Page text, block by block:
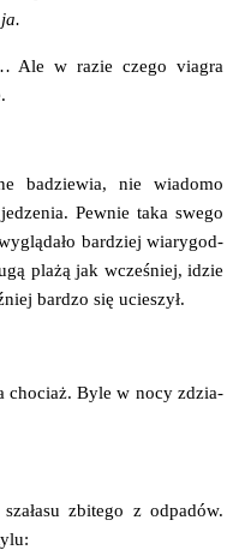
Ale w razie cze­go via­gra
badzie­wia, nie wia­do­mo
Pew­nie taka swe­go
bar­dziej wia­ry­god­
pla­żą jak wcze­śniej, idzie
bar­dzo się ucieszył.
cho­ciaż. Byle w nocy zdzia­
zbi­te­go z odpa­dów.